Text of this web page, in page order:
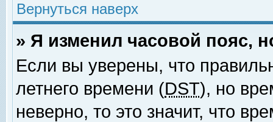
Вернуться наверх
» Я изменил часовой пояс,
Если вы уверены, что
летнего времени (DST), но
неверно, то это значит, что